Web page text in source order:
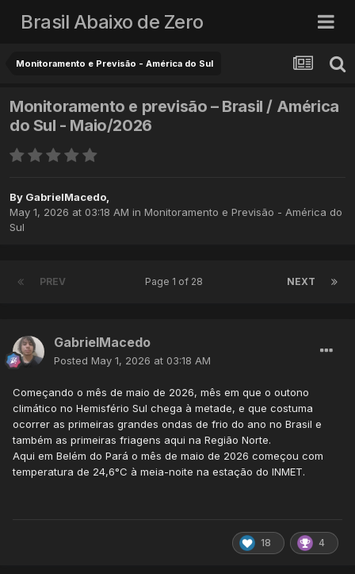
Brasil Abaixo de Zero
Monitoramento e Previsão - América do Sul
Monitoramento e previsão – Brasil / América
do Sul - Maio/2026
By GabrielMacedo,
May 1, 2026 at 03:18 AM in Monitoramento e Previsão - América do
Sul
PREV NEXT
Page 1 of 28
GabrielMacedo
Posted May 1, 2026 at 03:18 AM
Começando o mês de maio de 2026, mês em que o outono
climático no Hemisfério Sul chega à metade, e que costuma
ocorrer as primeiras grandes ondas de frio do ano no Brasil e
também as primeiras friagens aqui na Região Norte.
Aqui em Belém do Pará o mês de maio de 2026 começou com
temperatura de 24,6°C à meia-noite na estação do INMET.
18 4